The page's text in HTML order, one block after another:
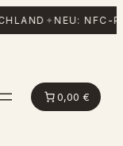
✦NEU: NFC-
0,00 €